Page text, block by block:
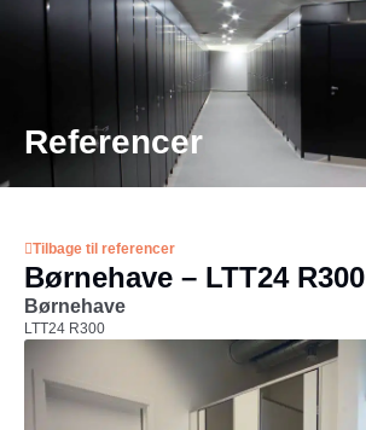
MENU
Referencer
Tilbage til referencer
Børnehave – LTT24 R300
Børnehave
LTT24 R300